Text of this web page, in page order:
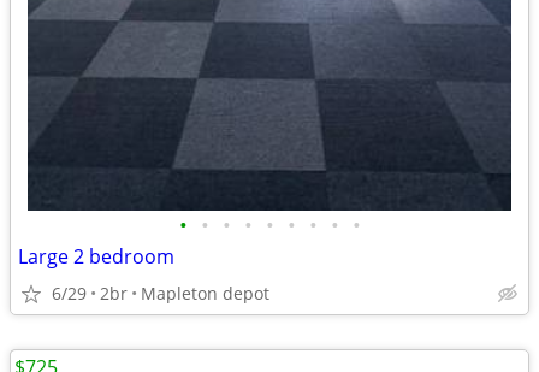
• • • • • • • • •
Large 2 bedroom
6/29 2br Mapleton depot